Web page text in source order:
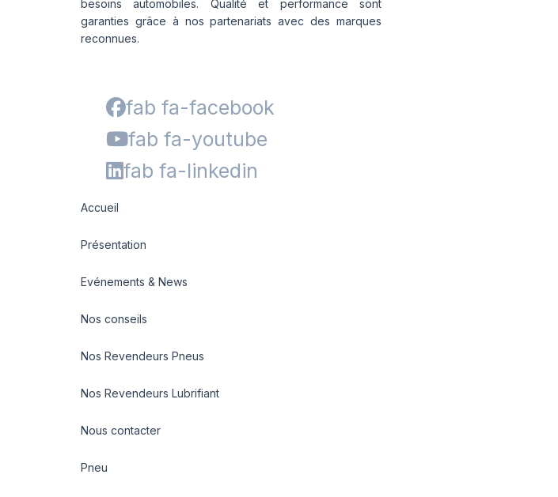
besoins automobiles. Qualité et performance sont
garanties grâce à nos partenariats avec des marques
reconnues.
fab fa-facebook
fab fa-youtube
fab fa-linkedin
Accueil
Présentation
Evénements & News
Nos conseils
Nos Revendeurs Pneus
Nos Revendeurs Lubrifiant
Nous contacter
Pneu